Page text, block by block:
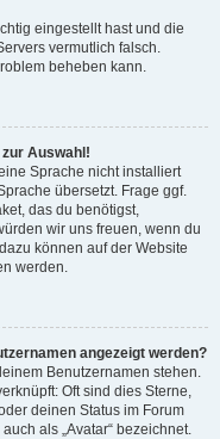
eingestellt hast und die
vermutlich falsch.
beheben kann.
Auswahl!
Sprache nicht installiert
übersetzt. Frage ggf.
das du benötigst,
wir uns freuen, wenn du
können auf der Website
werden.
angezeigt werden?
Benutzernamen stehen.
Oft sind dies Sterne,
deinen Status im Forum
als „Avatar“ bezeichnet.